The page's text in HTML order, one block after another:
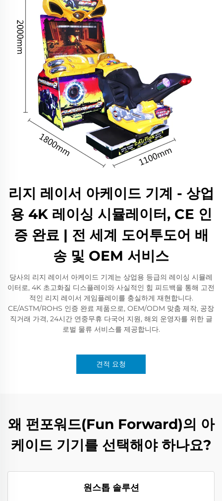
리지 레이서 아케이드 기계 - 상업
용 4K 레이싱 시뮬레이터, CE 인
증 완료 | 전 세계 도어투도어 배
송 및 OEM 서비스
당사의 리지 레이서 아케이드 기계는 상업용 등급의 레이싱 시뮬레
이터로, 4K 초고화질 디스플레이와 사실적인 힘 피드백을 통해 고전
적인 리지 레이서 게임플레이를 충실하게 재현합니다.
CE/ASTM/ROHS 인증 완료 제품으로, OEM/ODM 맞춤 제작, 공장
직거래 가격, 24시간 연중무휴 다국어 지원, 해외 운영자를 위한 글
로벌 물류 서비스를 제공합니다.
견적 요청
왜 펀포워드(Fun Forward)의 아
케이드 기기를 선택해야 하나요?
원스톱 솔루션